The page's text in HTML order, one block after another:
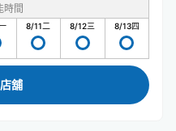
時間
8/11二 8/12三 8/13四
舖